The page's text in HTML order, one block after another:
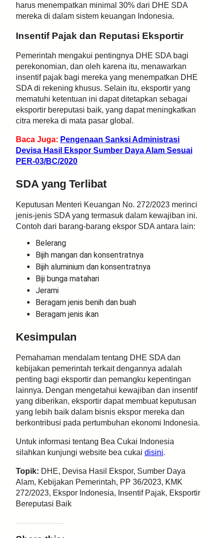
harus menempatkan minimal 30% dari DHE SDA
mereka di dalam sistem keuangan Indonesia.
Insentif Pajak dan Reputasi Eksportir
Pemerintah mengakui pentingnya DHE SDA bagi
perekonomian, dan oleh karena itu, menawarkan
insentif pajak bagi mereka yang menempatkan DHE
SDA di rekening khusus. Selain itu, eksportir yang
mematuhi ketentuan ini dapat ditetapkan sebagai
eksportir bereputasi baik, yang dapat meningkatkan
citra mereka di mata pasar global.
Baca Juga: Pengenaan Sanksi Administrasi
Devisa Hasil Ekspor Sumber Daya Alam Sesuai
PER-03/BC/2020
SDA yang Terlibat
Keputusan Menteri Keuangan No. 272/2023 merinci
jenis-jenis SDA yang termasuk dalam kewajiban ini.
Contoh dari barang-barang ekspor SDA antara lain:
Belerang
Bijih mangan dan konsentratnya
Bijih aluminium dan konsentratnya
Biji bunga matahari
Jerami
Beragam jenis benih dan buah
Beragam jenis ikan
Kesimpulan
Pemahaman mendalam tentang DHE SDA dan
kebijakan pemerintah terkait dengannya adalah
penting bagi eksportir dan pemangku kepentingan
lainnya. Dengan mengetahui kewajiban dan insentif
yang diberikan, eksportir dapat membuat keputusan
yang lebih baik dalam bisnis ekspor mereka dan
berkontribusi pada pertumbuhan ekonomi Indonesia.
Untuk informasi tentang Bea Cukai Indonesia
silahkan kunjungi website bea cukai disini.
Topik: DHE, Devisa Hasil Ekspor, Sumber Daya
Alam, Kebijakan Pemerintah, PP 36/2023, KMK
272/2023, Ekspor Indonesia, Insentif Pajak, Eksportir
Bereputasi Baik